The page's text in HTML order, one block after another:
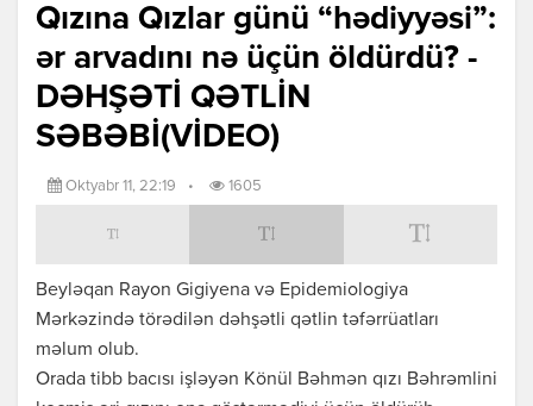
Qızına Qızlar günü “hədiyyəsi”:
ər arvadını nə üçün öldürdü? -
DƏHŞƏTİ QƏTLİN
SƏBƏBİ(VİDEO)
Oktyabr 11, 22:19 • 1605
Beyləqan Rayon Gigiyena və Epidemiologiya
Mərkəzində törədilən dəhşətli qətlin təfərrüatları
məlum olub.
Orada tibb bacısı işləyən Könül Bəhmən qızı Bəhrəmlini